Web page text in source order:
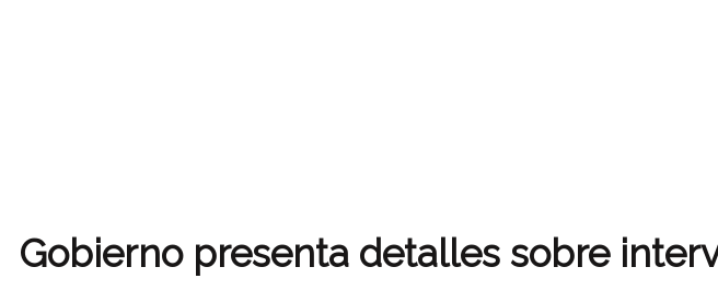
Gobierno presenta detalles sobre